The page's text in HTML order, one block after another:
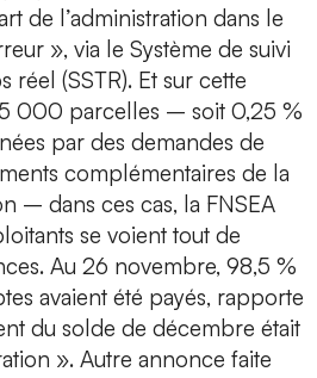
de l’administration dans le
», via le Système de suivi
réel (SSTR). Et sur cette
000 parcelles – soit 0,25 %
par des demandes de
complémentaires de la
– dans ces cas, la FNSEA
se voient tout de
Au 26 novembre, 98,5 %
avaient été payés, rapporte
du solde de décembre était
». Autre annonce faite